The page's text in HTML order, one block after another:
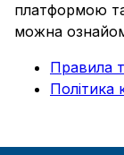
платформою
можна
Правила
Політика